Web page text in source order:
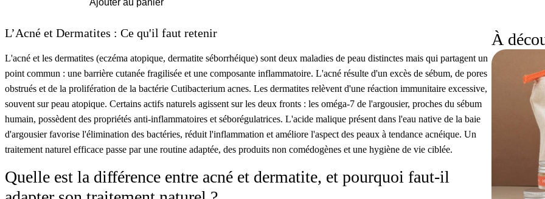
L’Acné et Dermatites : Ce qu'il faut retenir
L'acné et les dermatites (eczéma atopique, dermatite séborrhéique) sont deux maladies de peau distinctes mais qui partagent un
point commun : une barrière cutanée fragilisée et une composante inflammatoire. L'acné résulte d'un excès de sébum, de pores
obstrués et de la prolifération de la bactérie Cutibacterium acnes. Les dermatites relèvent d'une réaction immunitaire excessive,
souvent sur peau atopique. Certains actifs naturels agissent sur les deux fronts : les oméga-7 de l'argousier, proches du sébum
humain, possèdent des propriétés anti-inflammatoires et séborégulatrices. L'acide malique présent dans l'eau native de la baie
d'argousier favorise l'élimination des bactéries, réduit l'inflammation et améliore l'aspect des peaux à tendance acnéique. Un
traitement naturel efficace passe par une routine adaptée, des produits non comédogènes et une hygiène de vie ciblée.
Quelle est la différence entre acné et dermatite, et pourquoi faut-il
À